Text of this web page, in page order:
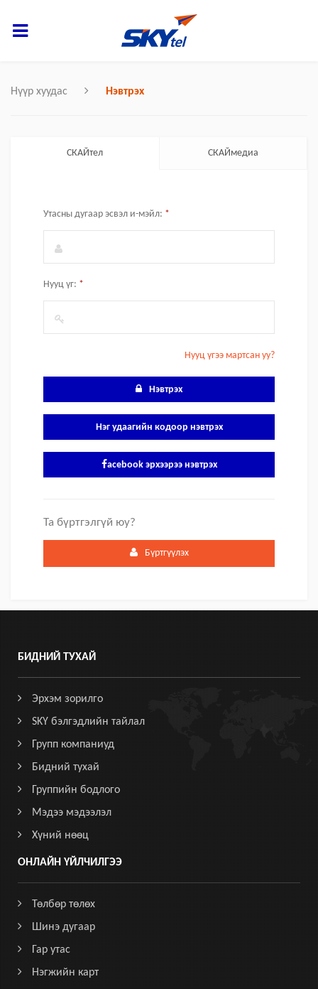
Нүүр хуудас Нэвтрэх
СКАЙтел СКАЙмедиа
Утасны дугаар эсвэл и-мэйл: *
Нууц үг: *
Нууц үгээ мартсан уу?
Нэвтрэх
Нэг удаагийн кодоор нэвтрэх
acebook эрхээрээ нэвтрэх
Та бүртгэлгүй юу?
Бүртгүүлэх
БИДНИЙ ТУХАЙ
Эрхэм зорилго
SKY бэлгэдлийн тайлал
Групп компаниуд
Бидний тухай
Группийн бодлого
Мэдээ мэдээлэл
Хүний нөөц
ОНЛАЙН ҮЙЛЧИЛГЭЭ
Төлбөр төлөх
Шинэ дугаар
Гар утас
Нэгжийн карт